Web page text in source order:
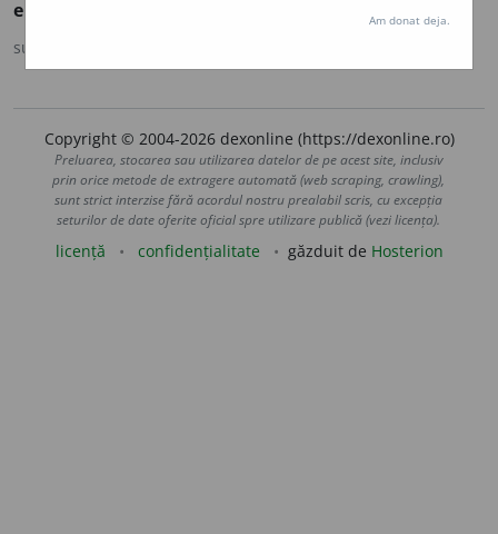
elu
sursa:
Copyright © 2004-2026 dexonline (https://dexonline.ro)
Preluarea, stocarea sau utilizarea datelor de pe acest site, inclusiv
prin orice metode de extragere automată (web scraping, crawling),
sunt strict interzise fără acordul nostru prealabil scris, cu excepția
seturilor de date oferite oficial spre utilizare publică (vezi licența).
licență confidențialitate găzduit de Hosterion
Am donat deja.